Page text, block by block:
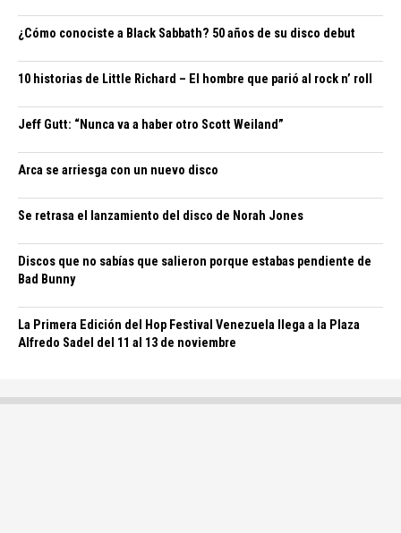
¿Cómo conociste a Black Sabbath? 50 años de su disco debut
10 historias de Little Richard – El hombre que parió al rock n’ roll
Jeff Gutt: “Nunca va a haber otro Scott Weiland”
Arca se arriesga con un nuevo disco
Se retrasa el lanzamiento del disco de Norah Jones
Discos que no sabías que salieron porque estabas pendiente de
Bad Bunny
La Primera Edición del Hop Festival Venezuela llega a la Plaza
Alfredo Sadel del 11 al 13 de noviembre